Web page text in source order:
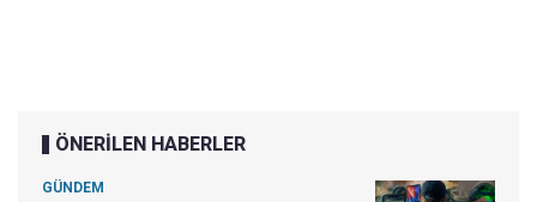
ÖNERİLEN HABERLER
GÜNDEM